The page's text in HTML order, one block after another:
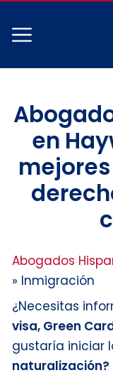
en
Abogados
» Inmigración
¿Necesitas
visa, Green
gustaría iniciar
naturalización?